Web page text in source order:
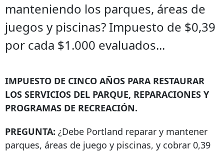
manteniendo los parques, áreas de
juegos y piscinas? Impuesto de $0,39
por cada $1.000 evaluados...
IMPUESTO DE CINCO AÑOS PARA RESTAURAR
LOS SERVICIOS DEL PARQUE, REPARACIONES Y
PROGRAMAS DE RECREACIÓN.
PREGUNTA: ¿Debe Portland reparar y mantener
parques, áreas de juego y piscinas, y cobrar 0,39